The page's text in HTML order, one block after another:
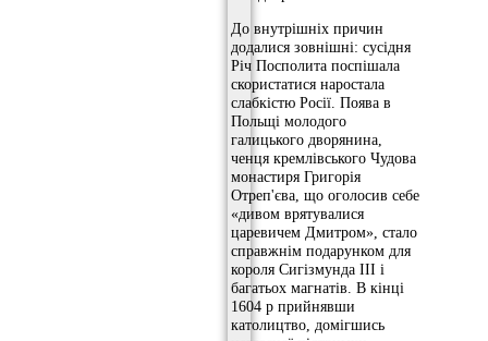
До внутрішніх причин
додалися зовнішні: сусідня
Річ Посполита поспішала
скористатися наростала
слабкістю Росії. Поява в
Польщі молодого
галицького дворянина,
ченця кремлівського Чудова
монастиря Григорія
Отреп'єва, що оголосив себе
«дивом врятувалися
царевичем Дмитром», стало
справжнім подарунком для
короля Сигізмунда III і
багатьох магнатів. В кінці
1604 р прийнявши
католицтво, домігшись